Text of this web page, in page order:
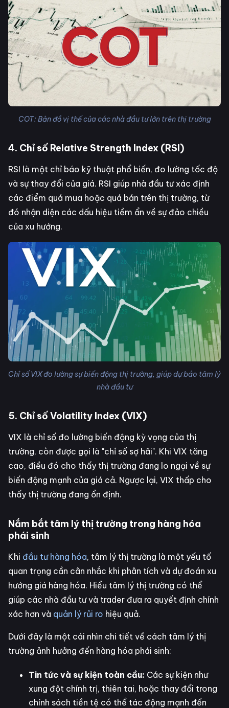
COT: Bản đồ vị thế của các nhà đầu tư lớn trên thị trường
4. Chỉ số Relative Strength Index (RSI)
RSI là một chỉ báo kỹ thuật phổ biến, đo lường tốc độ
và sự thay đổi của giá. RSI giúp nhà đầu tư xác định
các điểm quá mua hoặc quá bán trên thị trường, từ
đó nhận diện các dấu hiệu tiềm ẩn về sự đảo chiều
của xu hướng.
Chỉ số VIX đo lường sự biến động thị trường, giúp dự báo tâm lý
nhà đầu tư
5. Chỉ số Volatility Index (VIX)
VIX là chỉ số đo lường biến động kỳ vọng của thị
trường, còn được gọi là "chỉ số sợ hãi". Khi VIX tăng
cao, điều đó cho thấy thị trường đang lo ngại về sự
biến động mạnh của giá cả. Ngược lại, VIX thấp cho
thấy thị trường đang ổn định.
Nắm bắt tâm lý thị trường trong hàng hóa
phái sinh
Khi đầu tư hàng hóa, tâm lý thị trường là một yếu tố
quan trọng cần cân nhắc khi phân tích và dự đoán xu
hướng giá hàng hóa. Hiểu tâm lý thị trường có thể
giúp các nhà đầu tư và trader đưa ra quyết định chính
xác hơn và quản lý rủi ro hiệu quả.
Dưới đây là một cái nhìn chi tiết về cách tâm lý thị
trường ảnh hưởng đến hàng hóa phái sinh:
Tin tức và sự kiện toàn cầu: Các sự kiện như
xung đột chính trị, thiên tai, hoặc thay đổi trong
chính sách tiền tệ có thể tác động mạnh đến